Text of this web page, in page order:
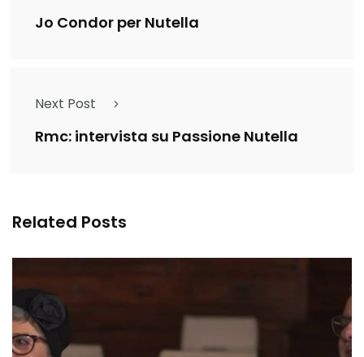
Jo Condor per Nutella
Next Post
Rmc: intervista su Passione Nutella
Related Posts